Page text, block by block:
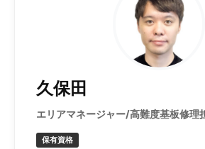
久保田
エリアマネージャー/高難度基板修理
保有資格